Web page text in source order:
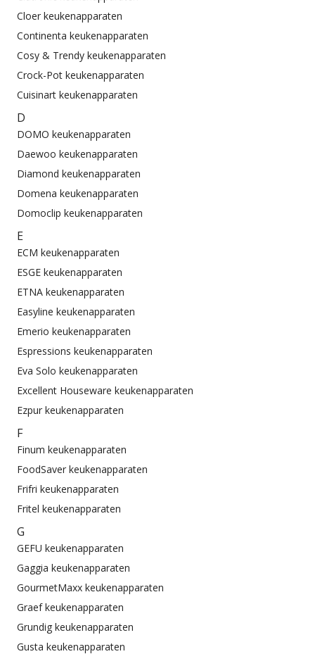
Cloer keukenapparaten
Continenta keukenapparaten
Cosy & Trendy keukenapparaten
Crock-Pot keukenapparaten
Cuisinart keukenapparaten
D
DOMO keukenapparaten
Daewoo keukenapparaten
Diamond keukenapparaten
Domena keukenapparaten
Domoclip keukenapparaten
E
ECM keukenapparaten
ESGE keukenapparaten
ETNA keukenapparaten
Easyline keukenapparaten
Emerio keukenapparaten
Espressions keukenapparaten
Eva Solo keukenapparaten
Excellent Houseware keukenapparaten
Ezpur keukenapparaten
F
Finum keukenapparaten
FoodSaver keukenapparaten
Frifri keukenapparaten
Fritel keukenapparaten
G
GEFU keukenapparaten
Gaggia keukenapparaten
GourmetMaxx keukenapparaten
Graef keukenapparaten
Grundig keukenapparaten
Gusta keukenapparaten